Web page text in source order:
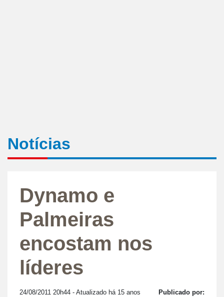
Notícias
Dynamo e
Palmeiras
encostam nos
líderes
24/08/2011 20h44 - Atualizado há 15 anos
Publicado por: